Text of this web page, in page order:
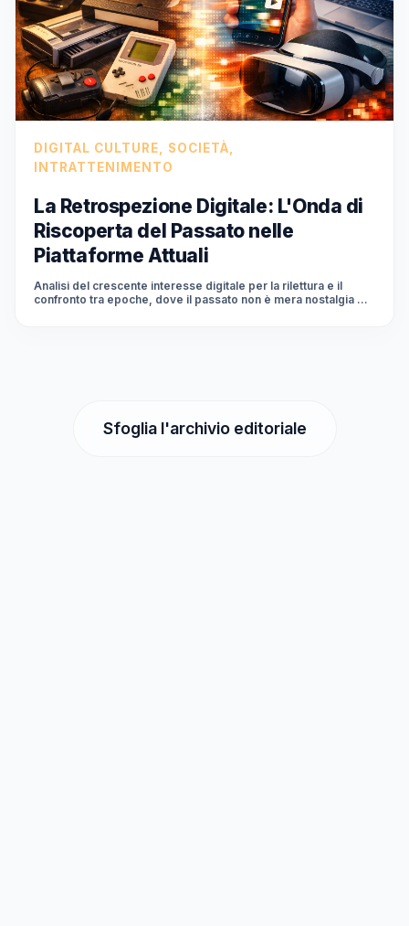
DIGITAL CULTURE, SOCIETÀ,
INTRATTENIMENTO
La Retrospezione Digitale: L'Onda di
Riscoperta del Passato nelle
Piattaforme Attuali
Analisi del crescente interesse digitale per la rilettura e il
confronto tra epoche, dove il passato non è mera nostalgia ma
Sfoglia l'archivio editoriale